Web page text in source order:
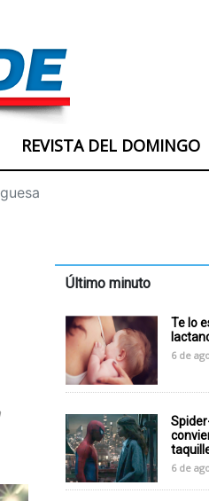
REVISTA DEL DOMINGO
Último minuto
Te lo
6 de
6 de